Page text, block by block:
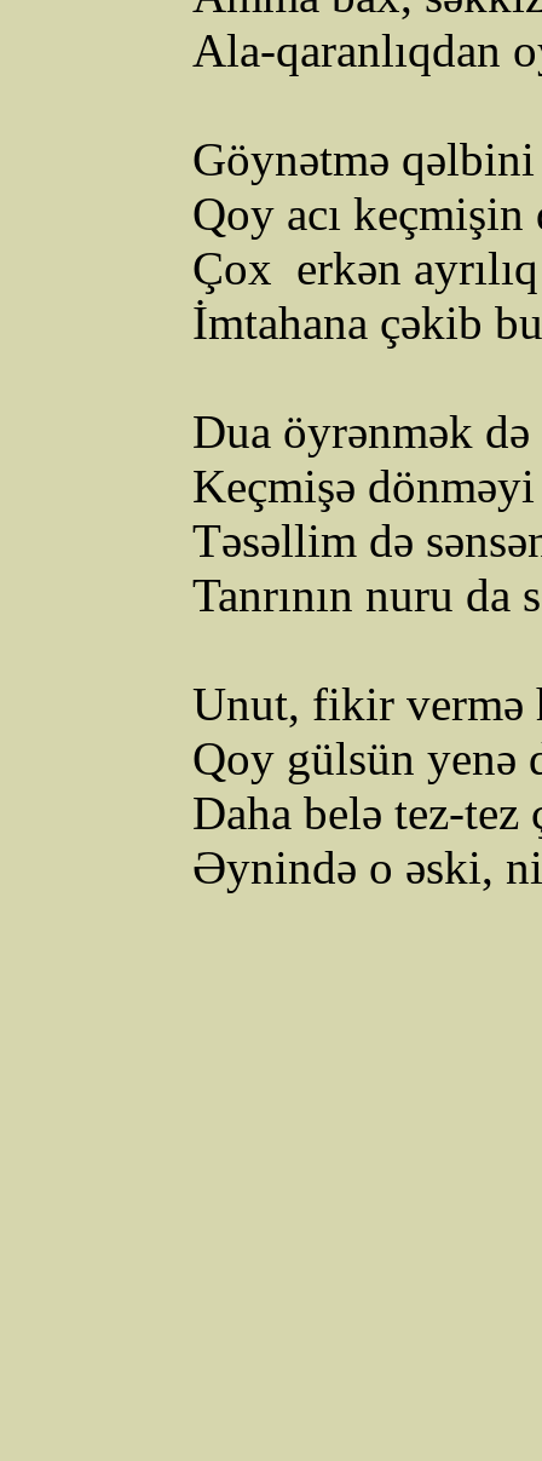
Ala-qaranlıqdan
Göynətmə
Qoy acı keçmişin
Çox erkən
İmtahana çəkib
Dua öyrənmək
Keçmişə
Təsəllim də
Tanrının nuru da
Unut, fikir vermə
Qoy gülsün yenə
Daha belə tez-tez
Əynində o əski,